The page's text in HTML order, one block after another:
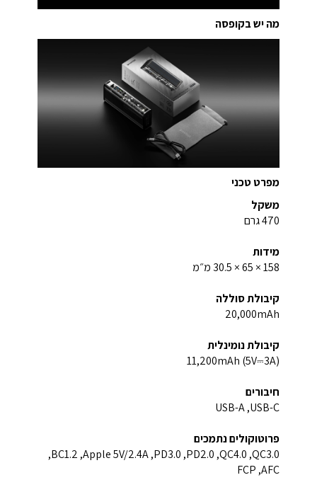
מה יש בקופסה
מפרט טכני
משקל
470 גרם
מידות
158 × 65 × 30.5 מ״מ
קיבולת סוללה
20,000mAh
קיבולת נומינלית
11,200mAh (5V⎓3A)
חיבורים
USB-C,‏ USB-A
פרוטוקולים נתמכים
QC3.0,‏ QC4.0,‏ PD2.0,‏ PD3.0,‏ Apple 5V/2.4A,‏ BC1.2,‏
AFC,‏ FCP